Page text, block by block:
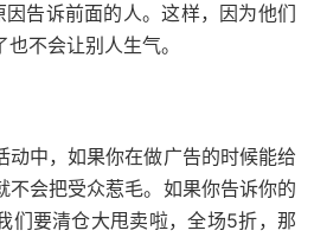
因告诉前面的人。这样，因为他们
不会让别人生气。
动中，如果你在做广告的时候能给
会把受众惹毛。 如果你告诉你的
们要清仓大甩卖啦，全场5折，那